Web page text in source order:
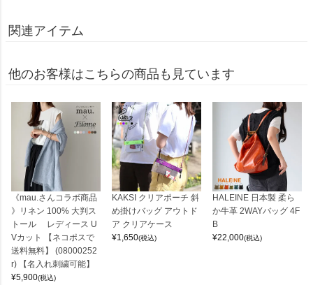
関連アイテム
他のお客様はこちらの商品も見ています
《mau.さんコラボ商品
》リネン 100% 大判ス
トール レディース U
Vカット 【ネコポスで
送料無料】 (08000252
r) 【名入れ刺繍可能】
¥5,900(税込)
KAKSI クリアポーチ 斜
め掛けバッグ アウトド
ア クリアケース
¥1,650(税込)
HALEINE 日本製 柔ら
か牛革 2WAYバッグ 4F
B
¥22,000(税込)